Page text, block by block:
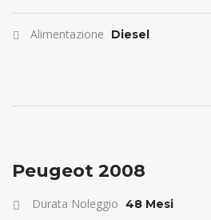
Alimentazione Diesel
ANTICIPO 0
Peugeot 2008
Durata Noleggio 48 Mesi